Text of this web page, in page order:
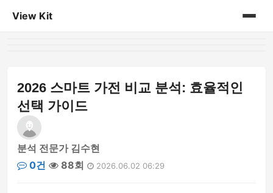
View Kit
2026 스마트 가전 비교 분석: 효율적인
선택 가이드
분석 전문가 김수현
0건
88회 2026.06.02 06:29